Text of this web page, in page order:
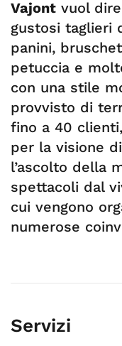
Vajont vuol
gustosi taglieri
panini,
petuccia e
con una stile
provvisto di
fino a 40
per la visione
l’ascolto della
spettacoli dal
cui vengono
numerose
Servizi